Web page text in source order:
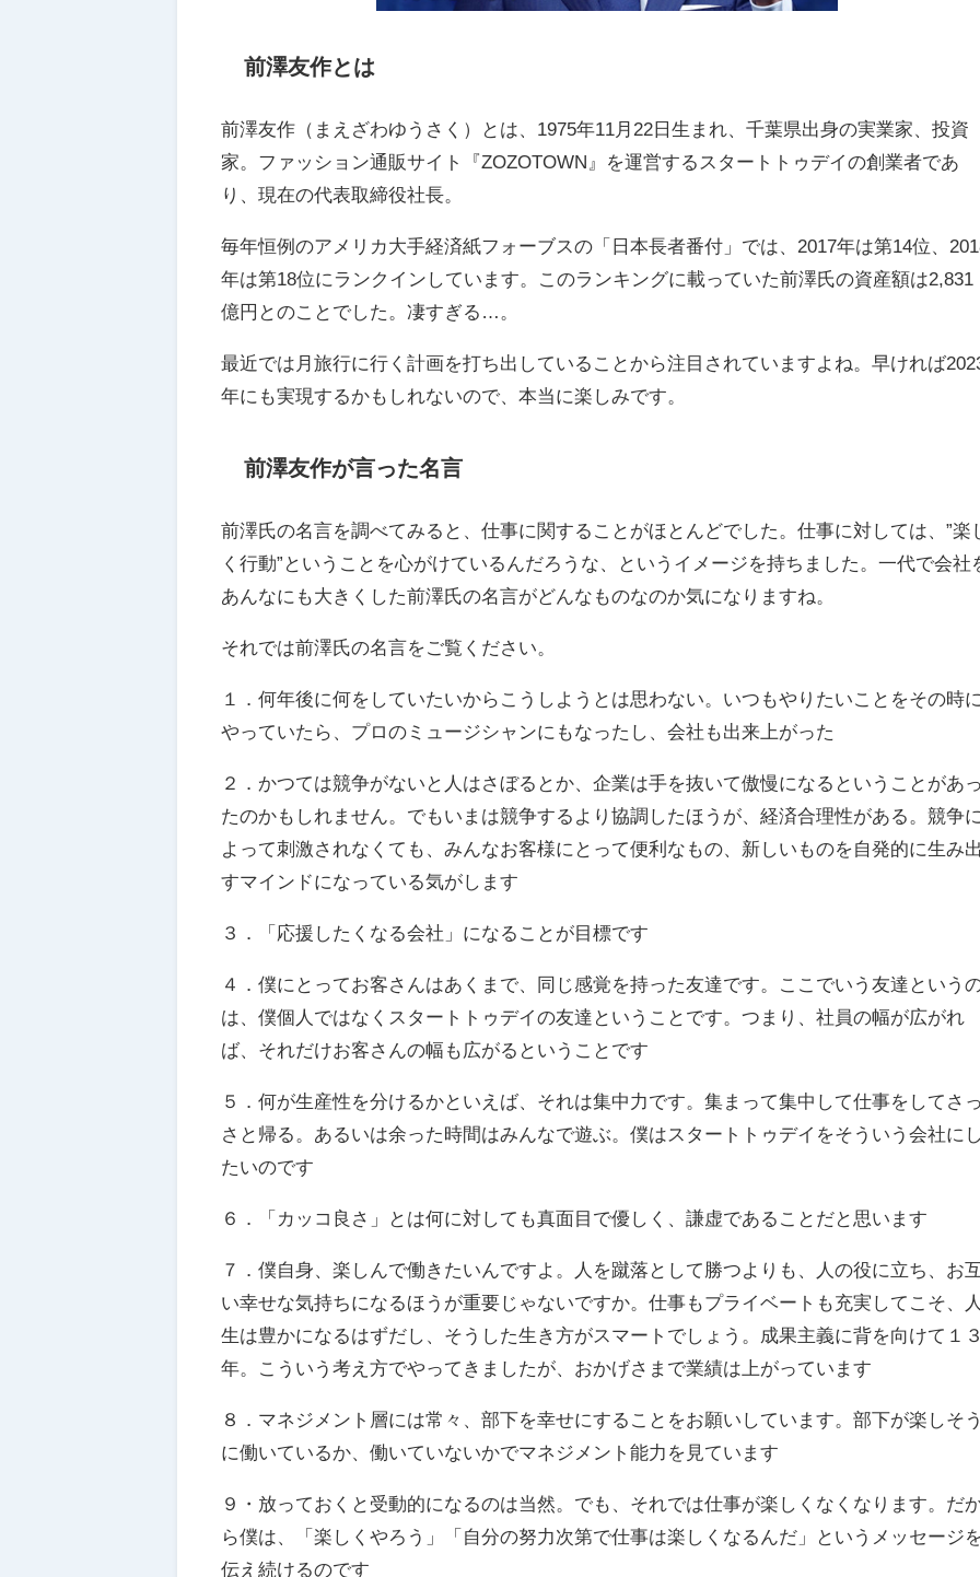
前澤友作とは
前澤友作（まえざわゆうさく）とは、1975年11月22日生まれ、千葉県出身の実業家、投資
家。ファッション通販サイト『ZOZOTOWN』を運営するスタートトゥデイの創業者であ
り、現在の代表取締役社長。
毎年恒例のアメリカ大手経済紙フォーブスの「日本長者番付」では、2017年は第14位、
年は第18位にランクインしています。このランキングに載っていた前澤氏の資産額は2,831
億円とのことでした。凄すぎる…。
最近では月旅行に行く計画を打ち出していることから注目されていますよね。早ければ
年にも実現するかもしれないので、本当に楽しみです。
前澤友作が言った名言
前澤氏の名言を調べてみると、仕事に関することがほとんどでした。仕事に対しては、”楽
く行動”ということを心がけているんだろうな、というイメージを持ちました。一代で会社
あんなにも大きくした前澤氏の名言がどんなものなのか気になりますね。
それでは前澤氏の名言をご覧ください。
１．何年後に何をしていたいからこうしようとは思わない。いつもやりたいことをその時に
やっていたら、プロのミュージシャンにもなったし、会社も出来上がった
２．かつては競争がないと人はさぼるとか、企業は手を抜いて傲慢になるということがあっ
たのかもしれません。でもいまは競争するより協調したほうが、経済合理性がある。競争に
よって刺激されなくても、みんなお客様にとって便利なもの、新しいものを自発的に生み出
すマインドになっている気がします
３．「応援したくなる会社」になることが目標です
４．僕にとってお客さんはあくまで、同じ感覚を持った友達です。ここでいう友達という
は、僕個人ではなくスタートトゥデイの友達ということです。つまり、社員の幅が広がれ
ば、それだけお客さんの幅も広がるということです
５．何が生産性を分けるかといえば、それは集中力です。集まって集中して仕事をしてさっ
さと帰る。あるいは余った時間はみんなで遊ぶ。僕はスタートトゥデイをそういう会社にし
たいのです
６．「カッコ良さ」とは何に対しても真面目で優しく、謙虚であることだと思います
７．僕自身、楽しんで働きたいんですよ。人を蹴落として勝つよりも、人の役に立ち、お
い幸せな気持ちになるほうが重要じゃないですか。仕事もプライベートも充実してこそ、人
生は豊かになるはずだし、そうした生き方がスマートでしょう。成果主義に背を向けて１３
年。こういう考え方でやってきましたが、おかげさまで業績は上がっています
８．マネジメント層には常々、部下を幸せにすることをお願いしています。部下が楽しそう
に働いているか、働いていないかでマネジメント能力を見ています
９・放っておくと受動的になるのは当然。でも、それでは仕事が楽しくなくなります。だ
ら僕は、「楽しくやろう」「自分の努力次第で仕事は楽しくなるんだ」というメッセージ
伝え続けるのです